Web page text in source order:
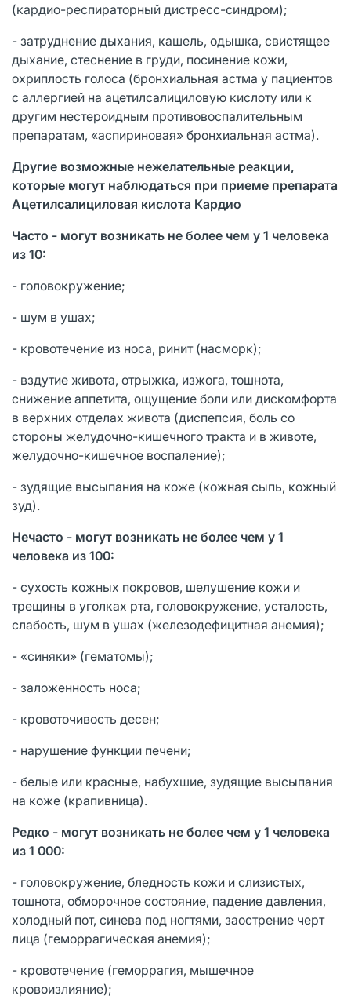
(кардио-респираторный дистресс-синдром);
- затруднение дыхания, кашель, одышка, свистящее
дыхание, стеснение в груди, посинение кожи,
охриплость голоса (бронхиальная астма у пациентов
с аллергией на ацетилсалициловую кислоту или к
другим нестероидным противовоспалительным
препаратам, «аспириновая» бронхиальная астма).
Другие возможные нежелательные реакции,
которые могут наблюдаться при приеме препарата
Ацетилсалициловая кислота Кардио
Часто - могут возникать не более чем у 1 человека
из 10:
- головокружение;
- шум в ушах;
- кровотечение из носа, ринит (насморк);
- вздутие живота, отрыжка, изжога, тошнота,
снижение аппетита, ощущение боли или дискомфорта
в верхних отделах живота (диспепсия, боль со
стороны желудочно-кишечного тракта и в животе,
желудочно-кишечное воспаление);
- зудящие высыпания на коже (кожная сыпь, кожный
зуд).
Нечасто - могут возникать не более чем у 1
человека из 100:
- сухость кожных покровов, шелушение кожи и
трещины в уголках рта, головокружение, усталость,
слабость, шум в ушах (железодефицитная анемия);
- «синяки» (гематомы);
- заложенность носа;
- кровоточивость десен;
- нарушение функции печени;
- белые или красные, набухшие, зудящие высыпания
на коже (крапивница).
Редко - могут возникать не более чем у 1 человека
из 1 000:
- головокружение, бледность кожи и слизистых,
тошнота, обморочное состояние, падение давления,
холодный пот, синева под ногтями, заострение черт
лица (геморрагическая анемия);
- кровотечение (геморрагия, мышечное
кровоизлияние);